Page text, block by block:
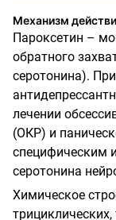
Механизм
Пароксетин –
обратного
серотонина).
лечении
(ОКР) и
специфическим
серотонина
Химическое